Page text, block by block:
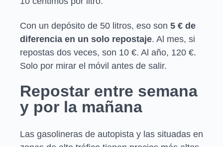
Con un depósito de 50 litros, eso son 5 € de
diferencia en un solo repostaje. Al mes, si
repostas dos veces, son 10 €. Al año, 120 €.
Solo por mirar el móvil antes de salir.
Repostar entre semana
y por la mañana
Las gasolineras de autopista y las situadas en